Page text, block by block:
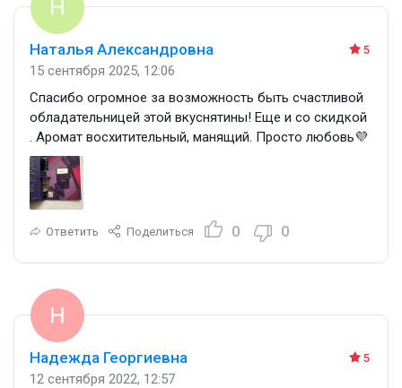
5
Наталья Александровна
15 сентября 2025, 12:06
Спасибо огромное за возможность быть счастливой
обладательницей этой вкуснятины! Еще и со скидкой
. Аромат восхитительный, манящий. Просто любовь💜
Ответить Поделиться 0 0
5
Надежда Георгиевна
12 сентября 2022, 12:57